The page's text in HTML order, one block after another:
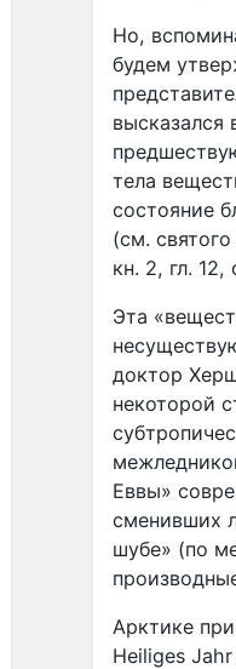
Но,
будем
высказался
тела
состояние
(см.
кн. 2, гл. 12,
Эта
доктор
некоторой
Еввы»
сменивших
шубе» (по
Арктике
Heiliges